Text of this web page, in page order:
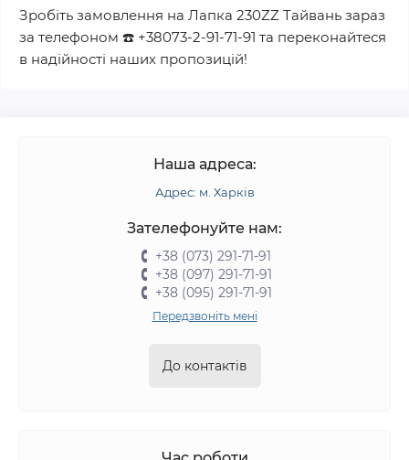
Зробіть замовлення на Лапка 230ZZ Тайвань зараз
за телефоном ☎️ +38073-2-91-71-91 та переконайтеся
в надійності наших пропозицій!
Наша адреса:
Адрес: м. Харків
Зателефонуйте нам:
+38 (073) 291-71-91
+38 (097) 291-71-91
+38 (095) 291-71-91
Передзвоніть мені
До контактів